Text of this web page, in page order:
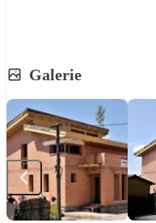
Galerie